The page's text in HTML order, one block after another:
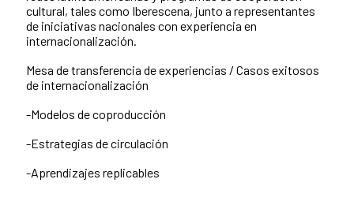
cultural, tales como Iberescena, junto a representantes
de iniciativas nacionales con experiencia en
internacionalización.
Mesa de transferencia de experiencias / Casos exitosos
de internacionalización
-Modelos de coproducción
-Estrategias de circulación
-Aprendizajes replicables